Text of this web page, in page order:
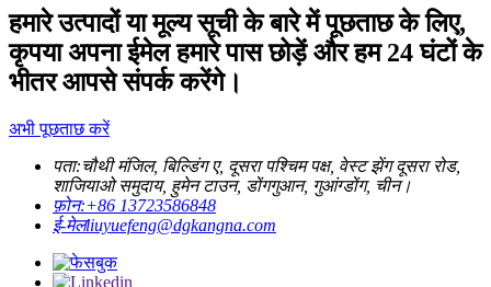
हमारे उत्पादों या मूल्य सूची के बारे में पूछताछ के लिए,
कृपया अपना ईमेल हमारे पास छोड़ें और हम 24 घंटों के
भीतर आपसे संपर्क करेंगे।
अभी पूछताछ करें
पता:चौथी मंजिल, बिल्डिंग ए, दूसरा पश्चिम पक्ष, वेस्ट झेंग दूसरा रोड,
शाजियाओ समुदाय, हुमेन टाउन, डोंगगुआन, गुआंग्डोंग, चीन।
फ़ोन:+86 13723586848
ई-मेलliuyuefeng@dgkangna.com